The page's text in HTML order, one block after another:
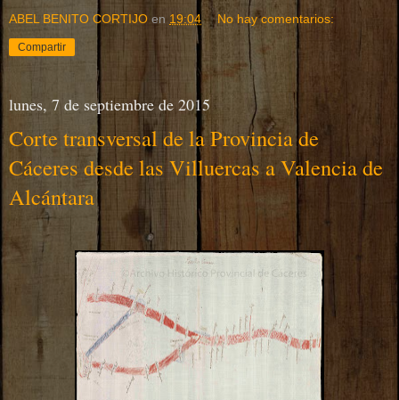
ABEL BENITO CORTIJO en 19:04 No hay comentarios:
Compartir
lunes, 7 de septiembre de 2015
Corte transversal de la Provincia de
Cáceres desde las Villuercas a Valencia de
Alcántara